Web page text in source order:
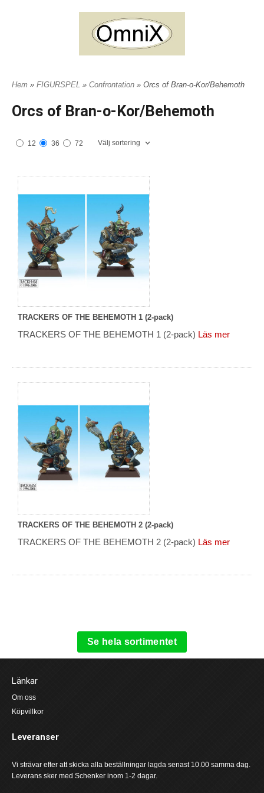
Hem » FIGURSPEL » Confrontation » Orcs of Bran-o-Kor/Behemoth
Orcs of Bran-o-Kor/Behemoth
12 36 72 Välj sortering
TRACKERS OF THE BEHEMOTH 1 (2-pack)
TRACKERS OF THE BEHEMOTH 1 (2-pack) Läs mer
TRACKERS OF THE BEHEMOTH 2 (2-pack)
TRACKERS OF THE BEHEMOTH 2 (2-pack) Läs mer
Se hela sortimentet
Länkar
Om oss
Köpvillkor
Leveranser
Vi strävar efter att skicka alla beställningar lagda senast 10.00 samma dag.
Leverans sker med Schenker inom 1-2 dagar.